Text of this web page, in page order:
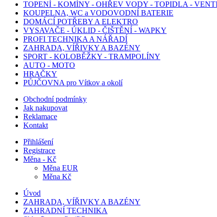
TOPENÍ - KOMÍNY - OHŘEV VODY - TOPIDLA -
KOUPELNA, WC a VODOVODNÍ BATERIE
DOMÁCÍ POTŘEBY A ELEKTRO
VYSAVAČE - ÚKLID - ČIŠTĚNÍ - WAPKY
PROFI TECHNIKA A NÁŘADÍ
ZAHRADA, VÍŘIVKY A BAZÉNY
SPORT - KOLOBĚŽKY - TRAMPOLÍNY
AUTO - MOTO
HRAČKY
PŮJČOVNA pro Vítkov a okolí
Obchodní podmínky
Jak nakupovat
Reklamace
Kontakt
Přihlášení
Registrace
Měna - Kč
Měna EUR
Měna Kč
Úvod
ZAHRADA, VÍŘIVKY A BAZÉNY
ZAHRADNÍ TECHNIKA